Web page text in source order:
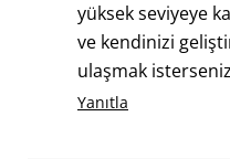
yüksek seviyeye
ve kendinizi
ulaşmak
Yanıtla